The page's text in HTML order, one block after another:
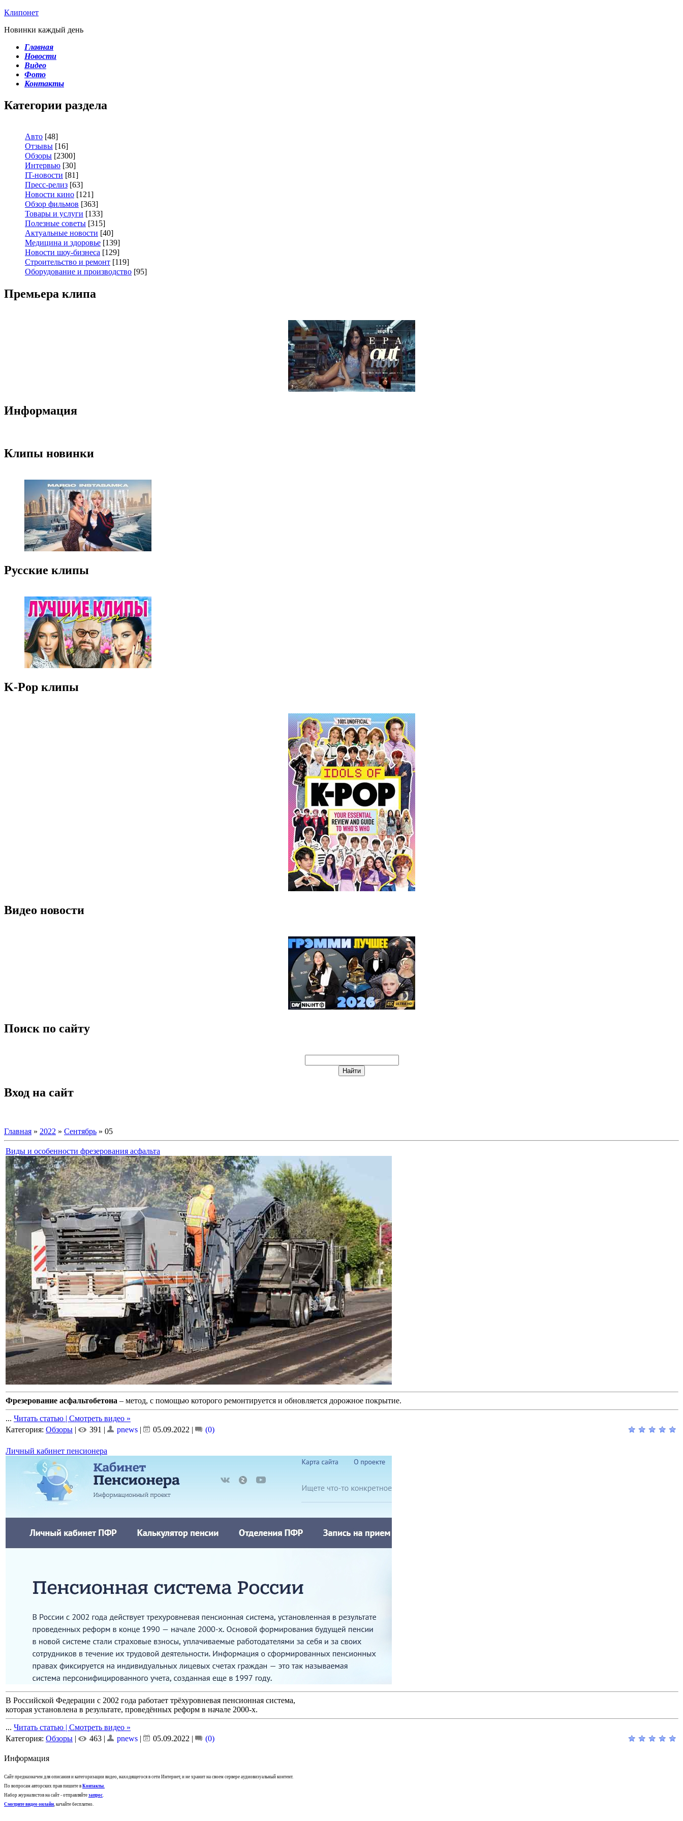
Клипонет
Новинки каждый день
Главная
Новости
Видео
Фото
Контакты
Категории раздела
Авто [48]
Отзывы [16]
Обзоры [2300]
Интервью [30]
IT-новости [81]
Пресс-релиз [63]
Новости кино [121]
Обзор фильмов [363]
Товары и услуги [133]
Полезные советы [315]
Актуальные новости [40]
Медицина и здоровье [139]
Новости шоу-бизнеса [129]
Строительство и ремонт [119]
Оборудование и производство [95]
Премьера клипа
Информация
Клипы новинки
Русские клипы
K-Pop клипы
Видео новости
Поиск по сайту
Вход на сайт
Главная » 2022 » Сентябрь » 05
Виды и особенности фрезерования асфальта
Фрезерование асфальтобетона – метод, с помощью которого ремонтируется и обновляется дорожное покрытие.
... Читать статью | Смотреть видео »
Категория: Обзоры | 391 | pnews | 05.09.2022 | (0)
Личный кабинет пенсионера
В Российской Федерации с 2002 года работает трёхуровневая пенсионная система,
которая установлена в результате, проведённых реформ в начале 2000-х.
... Читать статью | Смотреть видео »
Категория: Обзоры | 463 | pnews | 05.09.2022 | (0)
Информация
Сайт предназначен для описания и категоризации видео, находящегося в сети Интернет, и не хранит на своем сервере аудиовизуальный контент.
По вопросам авторских прав пишите в Контакты.
Набор журналистов на сайт - отправляйте запрос.
Смотрите видео онлайн, качайте бесплатно.